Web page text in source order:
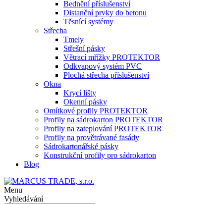
Bednění příslušenství
Distanční prvky do betonu
Těsnící systémy
Střecha
Tmely
Střešní pásky
Větrací mřížky PROTEKTOR
Odkvapový systém PVC
Plochá střecha příslušenství
Okna
Krycí lišty
Okenní pásky
Omítkové profily PROTEKTOR
Profily na sádrokarton PROTEKTOR
Profily na zateplování PROTEKTOR
Profily na provětrávané fasády
Sádrokartonářské pásky
Konstrukční profily pro sádrokarton
Blog
Menu
Vyhledávání